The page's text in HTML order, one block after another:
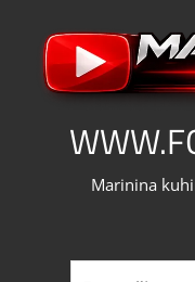
content
Marinina